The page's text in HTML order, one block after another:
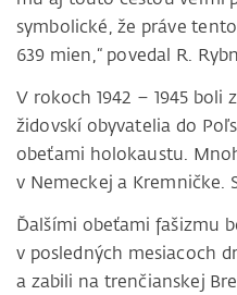
symbolické, že práve
639 mien,“ povedal R.
V rokoch 1942 – 1945 boli
židovskí obyvatelia do
obeťami holokaustu.
v Nemeckej a Kremničke.
Ďalšími obeťami fašizmu
v posledných mesiacoch
a zabili na trenčianskej